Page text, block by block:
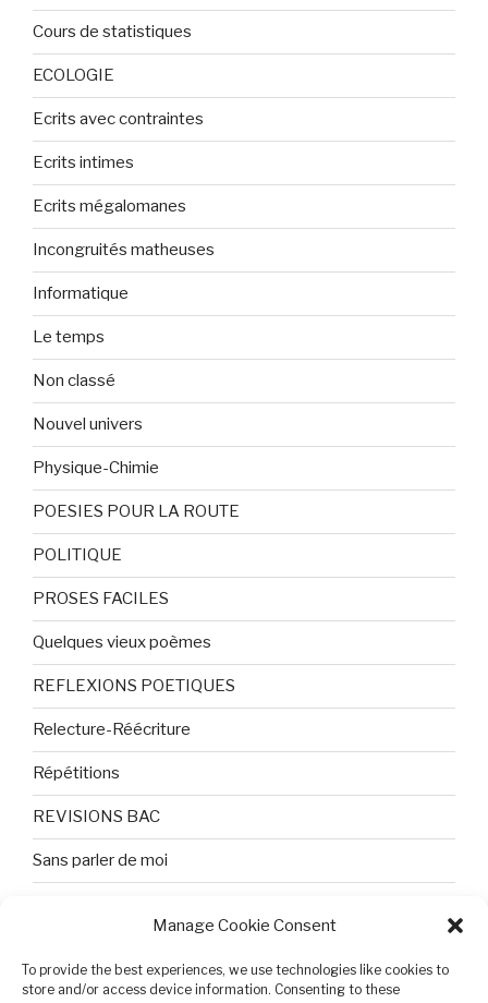
Manage Cookie Consent
To provide the best experiences, we use technologies like cookies to
store and/or access device information. Consenting to these
Cours de statistiques
ECOLOGIE
Ecrits avec contraintes
Ecrits intimes
Ecrits mégalomanes
Incongruités matheuses
Informatique
Le temps
Non classé
Nouvel univers
Physique-Chimie
POESIES POUR LA ROUTE
POLITIQUE
PROSES FACILES
Quelques vieux poèmes
REFLEXIONS POETIQUES
Relecture-Réécriture
Répétitions
REVISIONS BAC
Sans parler de moi
Tristesse et attente